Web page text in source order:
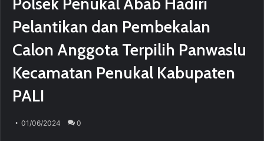
Pelantikan dan Pembekalan
Calon Anggota Terpilih Panwaslu
Kecamatan Penukal Kabupaten
PALI
01/06/2024 0